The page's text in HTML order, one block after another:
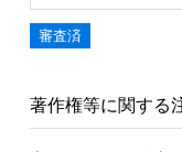
審査済
著作権等に関する